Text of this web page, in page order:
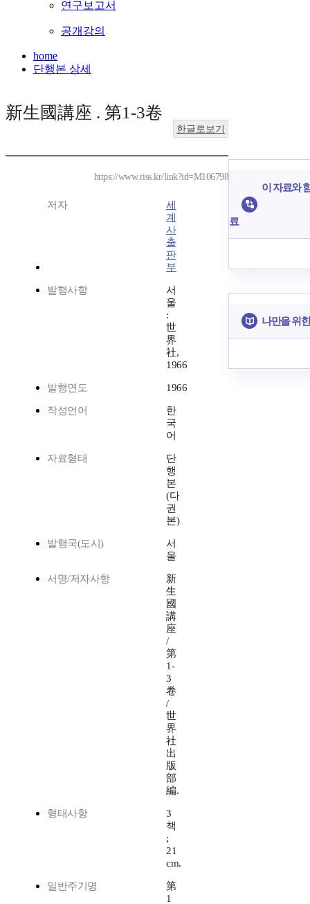
연구보고서
공개강의
home
단행본 상세
新生國講座 . 第1-3卷
한글로보기
https://www.riss.kr/link?id=M106798
저자
세
계
사
출
판
부
발행사항
서
울
:
世
界
社,
1966
발행연도 1966
작성언어
한
국
어
자료형태
단
행
본
(다
권
본)
발행국(도시)
서
울
서명/저자사항
新
生
國
講
座
/
第
1-
3
卷
/
世
界
社
出
版
部
編.
형태사항
3
책
;
21
cm.
일반주기명
第
1
이 자료와
료
나만을 위